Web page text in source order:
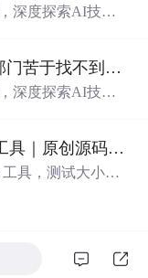
深度探索AI技术
创新与产业创新产业招商如何精准匹配？招商部门苦于找不到符合产业链补链强链方向的目标企业怎么办？.docx
深度探索AI技术
创新与产业创新大模型工具Schema枚举鲁棒性工具｜原创源码+测试+离线报告
工具，测试大小
、功能清单、MIT
三方依赖，不包含